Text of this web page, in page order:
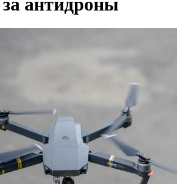
антидроны